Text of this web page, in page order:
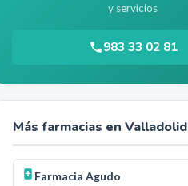
y servicios
983 33 02 81
Más farmacias en Valladolid
Farmacia Agudo